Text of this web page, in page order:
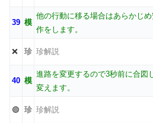
39 模
他の行動に移る場合はあらかじ
作をします。
❌ 珍 珍解説
40 模
進路を変更するので3秒前に合図
変えます。
🟢 珍 珍解説